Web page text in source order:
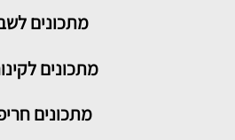
מתכונים
מתכונים
מתכונים